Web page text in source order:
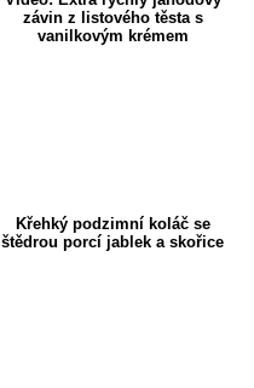
závin z listového těsta s
vanilkovým krémem
Křehký podzimní koláč se
štědrou porcí jablek a skořice